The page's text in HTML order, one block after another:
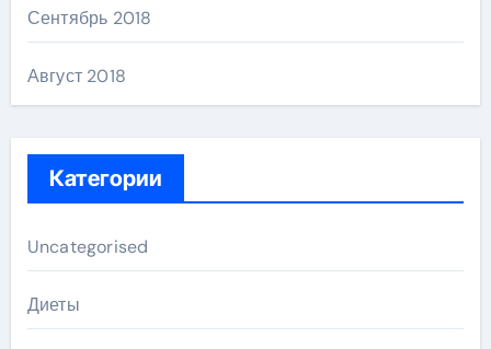
Сентябрь 2018
Август 2018
Категории
Uncategorised
Диеты